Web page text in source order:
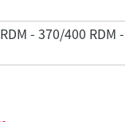
- 370/400 RDM -